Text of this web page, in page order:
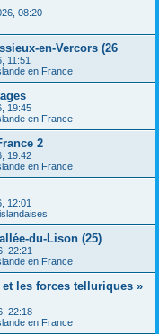
08:20
en-Vercors (26
11:51
en France
19:45
en France
2
19:42
en France
12:01
du-Lison (25)
22:21
en France
les forces telluriques »
22:18
en France